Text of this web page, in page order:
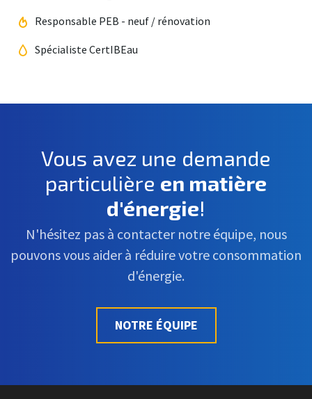
Responsable PEB - neuf / rénovation
Spécialiste CertIBEau
Vous avez une demande
particulière en matière
d'énergie!
N'hésitez pas à contacter notre équipe, nous
pouvons vous aider à réduire votre consommation
d'énergie.
NOTRE ÉQUIPE